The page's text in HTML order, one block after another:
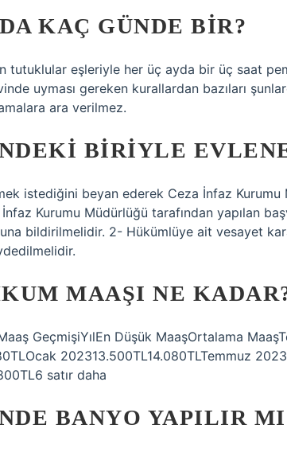
KAÇ GÜNDE BIR?
tutuklular eşleriyle her üç ayda bir üç saat
uyması gereken kurallardan bazıları
ara verilmez.
BIRIYLE
istediğini beyan ederek Ceza İnfaz Kurumu
İnfaz Kurumu Müdürlüğü tarafından yapılan
bildirilmelidir. 2- Hükümlüye ait vesayet
MAAŞI NE
GeçmişiYılEn Düşük MaaşOrtalama
202313.500TL14.080TLTemmuz
satır daha
BANYO YAPILIR